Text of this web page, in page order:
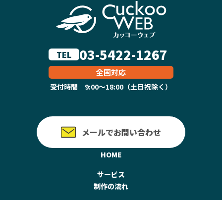
TEL 03-5422-1267
全国対応
受付時間 9:00～18:00（土日祝除く）
メールでお問い合わせ
HOME
サービス
制作の流れ